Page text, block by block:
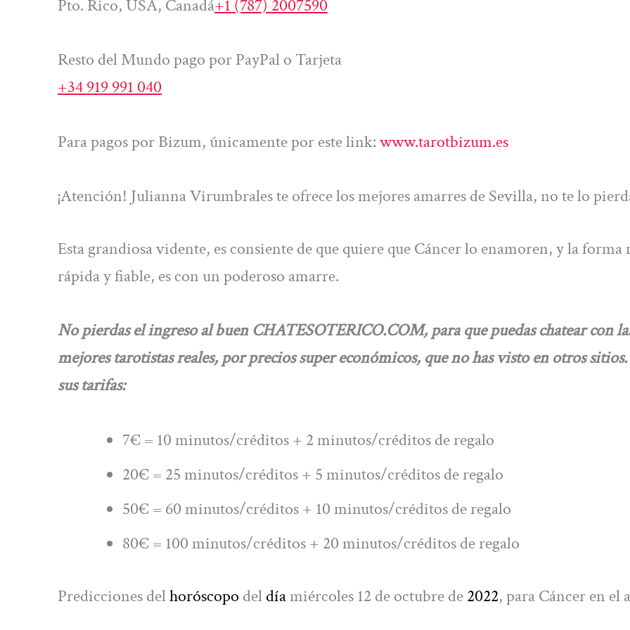
Pto. Rico, USA, Canadá+1 (787) 2007590
Resto del Mundo pago por PayPal o Tarjeta
+34 919 991 040
Para pagos por Bizum, únicamente por este link:www.tarotbizum.es
¡Atención! Julianna Virumbrales te ofrece los mejores amarres de Sevilla, no te lo
Esta grandiosa vidente, es consiente de que quiere que Cáncer lo enamoren, y la forma
rápida y fiable, es con un poderoso amarre.
No pierdas el ingreso al buen CHATESOTERICO.COM, para que puedas chatear con
mejores tarotistas reales, por precios supereconómicos, que no has visto en otros
sus tarifas:
7€ = 10 minutos/créditos + 2 minutos/créditos de regalo
20€ = 25 minutos/créditos + 5 minutos/créditos de regalo
50€ = 60 minutos/créditos + 10 minutos/créditos de regalo
80€ = 100 minutos/créditos + 20 minutos/créditos de regalo
Predicciones delhoróscopo deldíamiércoles 12 de octubre de2022, para Cáncer en el